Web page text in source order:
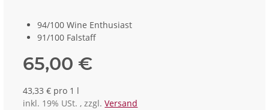
94/100 Wine Enthusiast
91/100 Falstaff
65,00 €
43,33 € pro 1 l
inkl. 19% USt. , zzgl.Versand